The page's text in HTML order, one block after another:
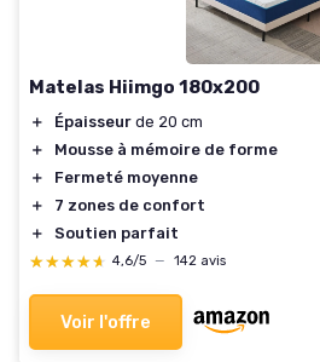
Matelas Hiimgo 180x200
＋ Épaisseur de 20 cm
＋
Mousse à mémoire de forme
＋
Fermeté moyenne
＋
7 zones de confort
＋
Soutien parfait
★★★★★
★★★★★ 4,6/5 — 142 avis
Voir l'offre